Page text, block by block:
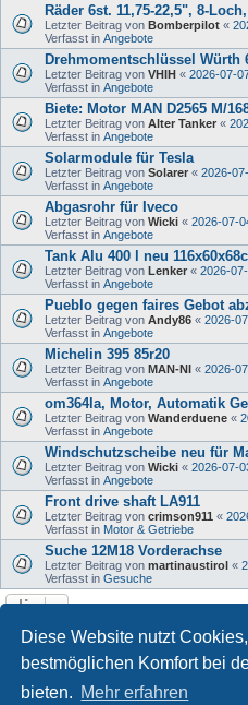
Diese Website nutzt
bestmöglichen Komfort bei
bieten. Mehr erfahren
Räder 6st. 11,75-22,5", 8-
Letzter Beitrag von Bomberpilot «
Verfasst in Angebote
Drehmomentschlüssel Würth
Letzter Beitrag von VHIH « 2026-07-
Verfasst in Angebote
Biete: Motor MAN D2565 M/
Letzter Beitrag von Alter Tanker «
Verfasst in Angebote
Solarmodule für Tesla
Letzter Beitrag von Solarer « 2026-
Verfasst in Angebote
Abgasrohr für Iveco
Letzter Beitrag von Wicki « 2026-07-
Verfasst in Angebote
Tank Alu 400 l neu
Letzter Beitrag von Lenker « 2026-
Verfasst in Angebote
Pueblo gegen faires Gebot
Letzter Beitrag von Andy86 « 2026-
Verfasst in Angebote
Michelin 395 85r20
Letzter Beitrag von MAN-NI « 2026-
Verfasst in Angebote
om364la, Motor, Automatik
Letzter Beitrag von Wanderduene «
Verfasst in Angebote
Windschutzscheibe neu für
Letzter Beitrag von Wicki « 2026-07-
Verfasst in Angebote
Front drive shaft LA911
Letzter Beitrag von crimson911 «
Verfasst in Motor & Getriebe
Suche 12M18 Vorderachse
Letzter Beitrag von martinaustirol «
Verfasst in Gesuche
Die Suche ergab mehr als 1000 Treffer